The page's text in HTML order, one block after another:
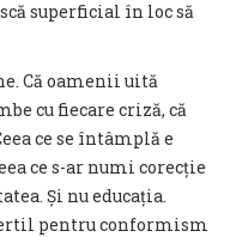
superficial în loc să
Că oamenii uită
cu fiecare criză, că
ce se întâmplă e
ce s-ar numi corecție
Și nu educația.
pentru conformism